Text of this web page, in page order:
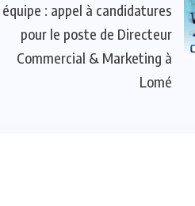
équipe : appel à candidatures
pour le poste de Directeur
Commercial & Marketing à
Lomé